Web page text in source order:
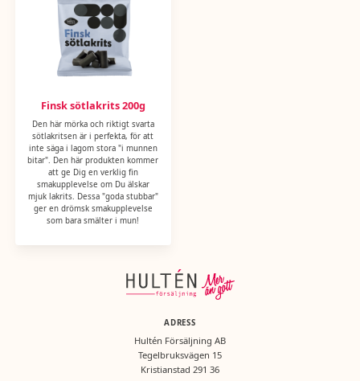
Finsk sötlakrits 200g
Den här mörka och riktigt svarta
sötlakritsen är i perfekta, för att
inte säga i lagom stora "i munnen
bitar". Den här produkten kommer
att ge Dig en verklig fin
smakupplevelse om Du älskar
mjuk lakrits. Dessa "goda stubbar"
ger en drömsk smakupplevelse
som bara smälter i mun!
ADRESS
Hultén Försäljning AB
Tegelbruksvägen 15
Kristianstad 291 36